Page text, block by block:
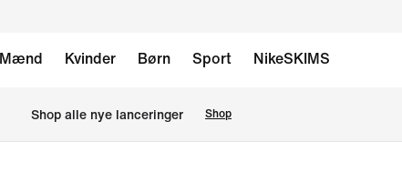
Mænd Kvinder Børn Sport NikeSKIMS
Shop alle nye lanceringer Shop